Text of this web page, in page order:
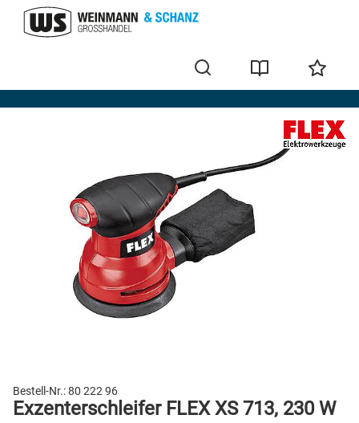
Exzenterschleifer
Bestell-Nr.:80 222 96
Exzenterschleifer FLEX XS 713, 230 W